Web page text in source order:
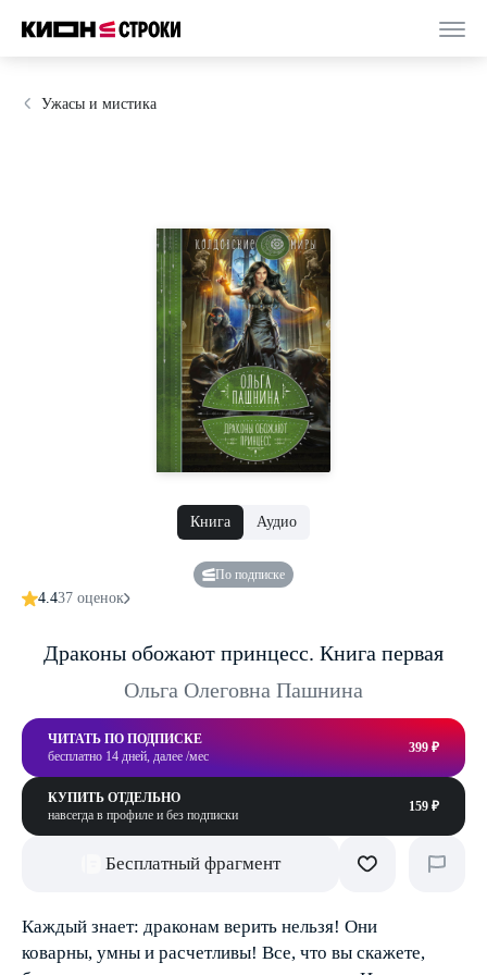
Ужасы и мистика
Книга Аудио
По подписке
4.437 оценок
Драконы обожают принцесс. Книга первая
Ольга Олеговна Пашнина
ЧИТАТЬ ПО ПОДПИСКЕ
бесплатно 14 дней, далее /мес
399 ₽
КУПИТЬ ОТДЕЛЬНО
навсегда в профиле и без подписки
159 ₽
Бесплатный фрагмент
Каждый знает: драконам верить нельзя! Они
коварны, умны и расчетливы! Все, что вы скажете,